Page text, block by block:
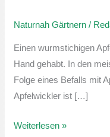
Naturnah Gärtnern /
Einen wurmstichigen
Hand gehabt. In den
Folge eines Befalls mit
Apfelwickler ist […]
Apfelwickler
bekämpfen
Weiterlesen »